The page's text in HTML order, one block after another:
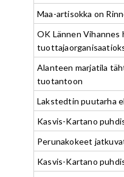
Maa-artisokka on
OK Lännen Vihannes
Alanteen marjatila
tuotantoon
Lakstedtin puutarha
Kasvis-Kartano
Perunakokeet
Kasvis-Kartano